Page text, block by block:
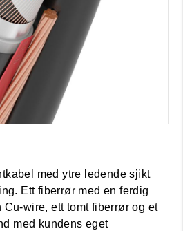
med ytre ledende sjikt
Ett fiberrør med en ferdig
wire, ett tomt fiberrør og et
med kundens eget